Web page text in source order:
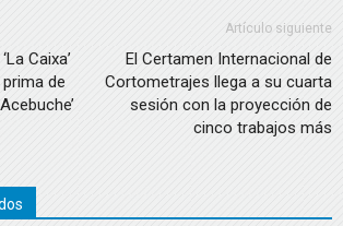
Caixa’
de
Artículo siguiente
El Certamen Internacional de
Cortometrajes llega a su cuarta
sesión con la proyección de
cinco trabajos más